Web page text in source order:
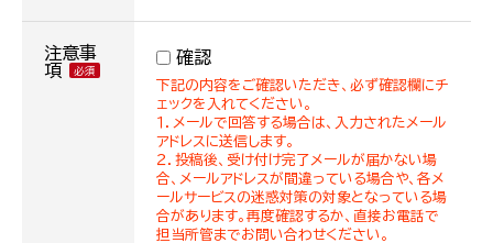
注意事
項
確認
下記の内容をご確認いただき、必ず確認欄にチ
ェックを入れてください。
１．メールで回答する場合は、入力されたメール
アドレスに送信します。
２．投稿後、受け付け完了メールが届かない場
合、メールアドレスが間違っている場合や、各メ
ールサービスの迷惑対策の対象となっている場
合があります。再度確認するか、直接お電話で
担当所管までお問い合わせください。